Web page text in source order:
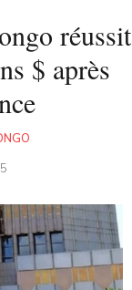
réussit
$ après